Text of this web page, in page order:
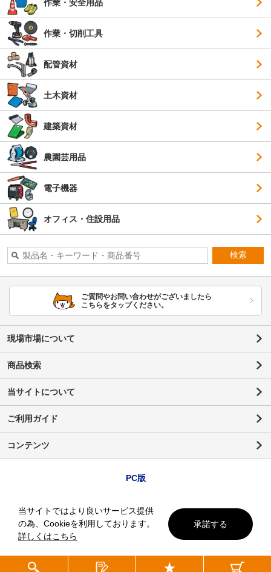
作業・安全用品
作業・切削工具
配管資材
土木資材
建築資材
農園芸用品
電子機器
オフィス・住設用品
検索
ご質問やお問い合わせがございましたら
こちらをタップください。
現場市場について
商品検索
当サイトについて
ご利用ガイド
コンテンツ
PC版
当サイトではより良いサービス提供
の為、Cookieを利用しております。
詳しくはこちら
承諾する